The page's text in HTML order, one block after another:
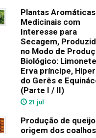
Plantas
Medicinais com
Interesse para
Secagem,
no Modo de
Biológico:
Erva príncipe,
do Gerês e
(Parte I / II)
21 jul
Produção de
origem dos coalhos